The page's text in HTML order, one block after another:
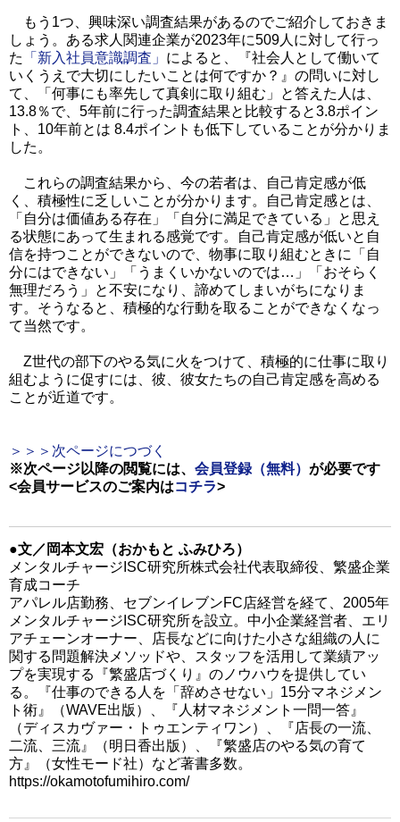
もう1つ、興味深い調査結果があるのでご紹介しておきま
しょう。ある求人関連企業が2023年に509人に対して行っ
た
「新入社員意識調査」 によると、『社会人として働いて
いくうえで大切にしたいことは何ですか？』の問いに対し
て、「何事にも率先して真剣に取り組む」と答えた人は、
13.8％で、5年前に行った調査結果と比較すると3.8ポイン
ト、10年前とは 8.4ポイントも低下していることが分かりま
した。
これらの調査結果から、今の若者は、自己肯定感が低
く、積極性に乏しいことが分かります。自己肯定感とは、
「自分は価値ある存在」「自分に満足できている」と思え
る状態にあって生まれる感覚です。自己肯定感が低いと自
信を持つことができないので、物事に取り組むときに「自
分にはできない」「うまくいかないのでは…」「おそらく
無理だろう」と不安になり、諦めてしまいがちになりま
す。そうなると、積極的な行動を取ることができなくなっ
て当然です。
Z世代の部下のやる気に火をつけて、積極的に仕事に取り
組むように促すには、彼、彼女たちの自己肯定感を高める
ことが近道です。
＞＞＞次ページにつづく
※次ページ以降の閲覧には、 会員登録（無料） が必要です
<会員サービスのご案内はコチラ>
●文／岡本文宏（おかもと ふみひろ）
メンタルチャージISC研究所株式会社代表取締役、繁盛企業
育成コーチ
アパレル店勤務、セブンイレブンFC店経営を経て、2005年
メンタルチャージISC研究所を設立。中小企業経営者、エリ
アチェーンオーナー、店長などに向けた小さな組織の人に
関する問題解決メソッドや、スタッフを活用して業績アッ
プを実現する『繁盛店づくり』のノウハウを提供してい
る。『仕事のできる人を「辞めさせない」15分マネジメン
ト術』（WAVE出版）、『人材マネジメント一問一答』
（ディスカヴァー・トゥエンティワン）、『店長の一流、
二流、三流』（明日香出版）、『繁盛店のやる気の育て
方』（女性モード社）など著書多数。
https://okamotofumihiro.com/